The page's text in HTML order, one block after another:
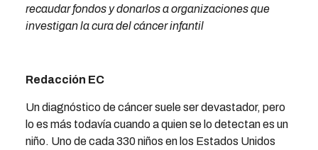
recaudar fondos y donarlos a organizaciones que
investigan la cura del cáncer infantil
Redacción EC
Un diagnóstico de cáncer suele ser devastador, pero
lo es más todavía cuando a quien se lo detectan es un
niño. Uno de cada 330 niños en los Estados Unidos